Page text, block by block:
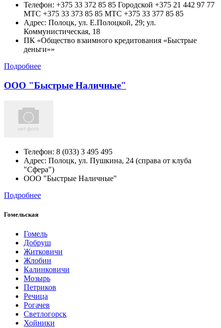
Телефон: +375 33 372 85 85 Городской +375 21 442 97 77
МТС +375 33 373 85 85 МТС +375 33 377 85 85
Адрес: Полоцк, ул. Е.Полоцкой, 29; ул.
Коммунистическая, 18
ПК «Общество взаимного кредитования «Быстрые
деньги»»
Подробнее
ООО "Быстрые Наличные"
Телефон: 8 (033) 3 495 495
Адрес: Полоцк, ул. Пушкина, 24 (справа от клуба
"Сфера")
ООО "Быстрые Наличные"
Подробнее
Гомельская
Гомель
Добруш
Житковичи
Жлобин
Калинковичи
Мозырь
Петриков
Речица
Рогачев
Светлогорск
Хойники